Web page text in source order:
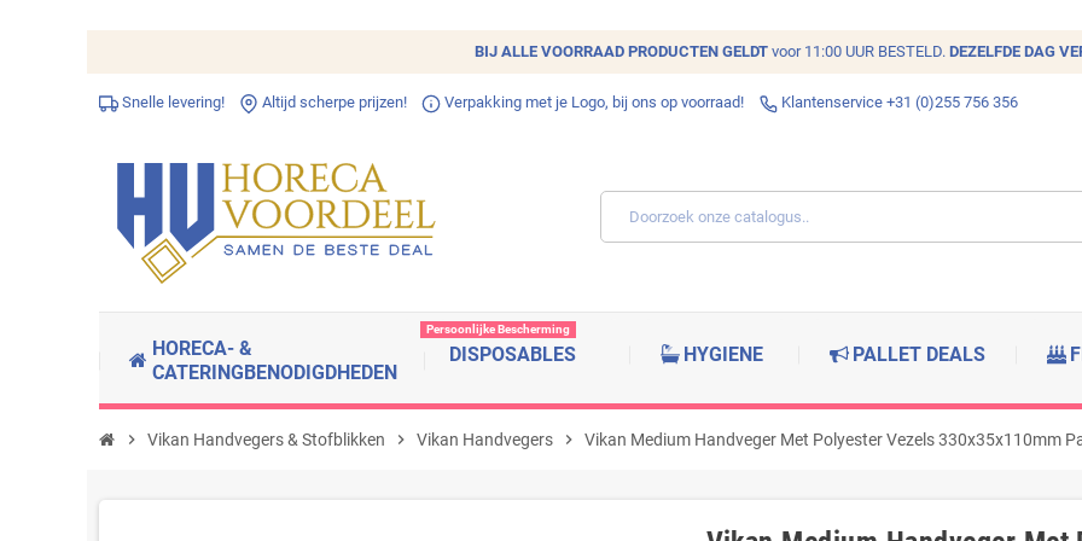
BIJ ALLE VOORRAAD PRODUCTEN GELDT voor 11:00 UUR BESTELD. DEZELFDE DAG
Snelle levering! Altijd scherpe prijzen! Verpakking met je Logo, bij ons op voorraad! Klantenservice +31 (0)255 756 356
HORECA- &
CATERINGBENODIGDHEDEN
DISPOSABLES
Persoonlijke Bescherming
HYGIENE PALLET DEALS
chevron_right Vikan Handvegers & Stofblikken chevron_right Vikan Handvegers chevron_right Vikan Medium Handveger Met Polyester Vezels 330x35x110mm